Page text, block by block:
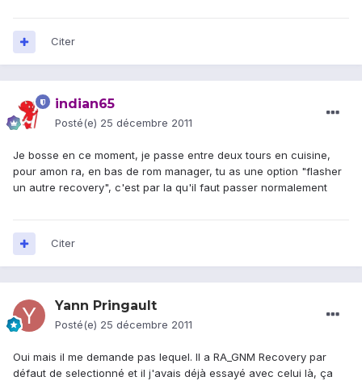
Citer
indian65
Posté(e) 25 décembre 2011
Je bosse en ce moment, je passe entre deux tours en cuisine,
pour amon ra, en bas de rom manager, tu as une option "flasher
un autre recovery", c'est par la qu'il faut passer normalement
Citer
Yann Pringault
Posté(e) 25 décembre 2011
Oui mais il me demande pas lequel. Il a RA_GNM Recovery par
défaut de selectionné et il j'avais déjà essayé avec celui là, ça